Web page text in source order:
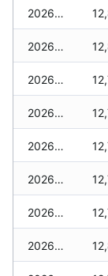
2026-02-23
2026-02-22
2026-02-21
2026-02-20
2026-02-19
2026-02-18
2026-02-17
2026-02-16